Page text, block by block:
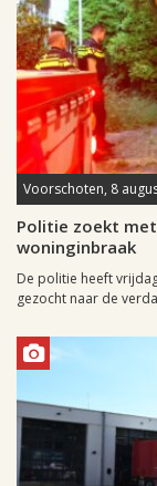
Voorschoten, 8
Politie zoekt
woninginbraak
De politie heeft
gezocht naar de